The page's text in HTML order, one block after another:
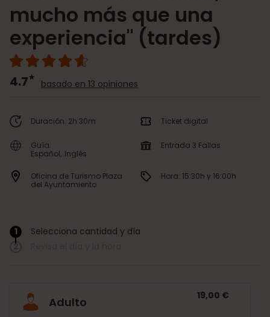
mucho más que una
experiencia" (tardes)
4.7 basado en 13 opiniones
Duración: 2h 30m Ticket digital
Guía:
Español Inglés
Entrada 3 Fallas
Oficina de Turismo Plaza
del Ayuntamiento
Hora: 15:30h y 16:00h
1 Selecciona cantidad y día
/
2
Adulto 19,00 €